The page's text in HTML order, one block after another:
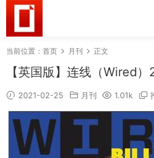
当前位置： 首页 月刊 正文
【英国版】连线（Wired
2021-02-25 月刊 1.01k